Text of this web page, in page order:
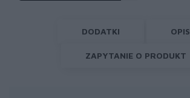
DODATKI OPIS
ZAPYTANIE O PRODUKT